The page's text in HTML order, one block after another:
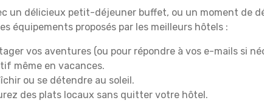
un délicieux petit-déjeuner buffet, ou un moment de
équipements proposés par les meilleurs hôtels :
vos aventures (ou pour répondre à vos e-mails si
même en vacances.
ou se détendre au soleil.
des plats locaux sans quitter votre hôtel.